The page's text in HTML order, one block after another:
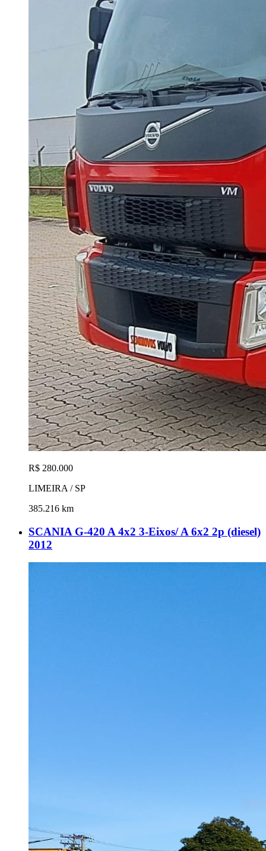
R$ 280.000
LIMEIRA / SP
385.216 km
SCANIA G-420 A 4x2 3-Eixos/ A 6x2 2p (diesel)
2012